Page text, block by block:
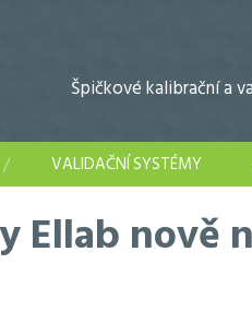
Špičkové kalibrační a
VALIDAČNÍ SYSTÉMY
Ellab nově